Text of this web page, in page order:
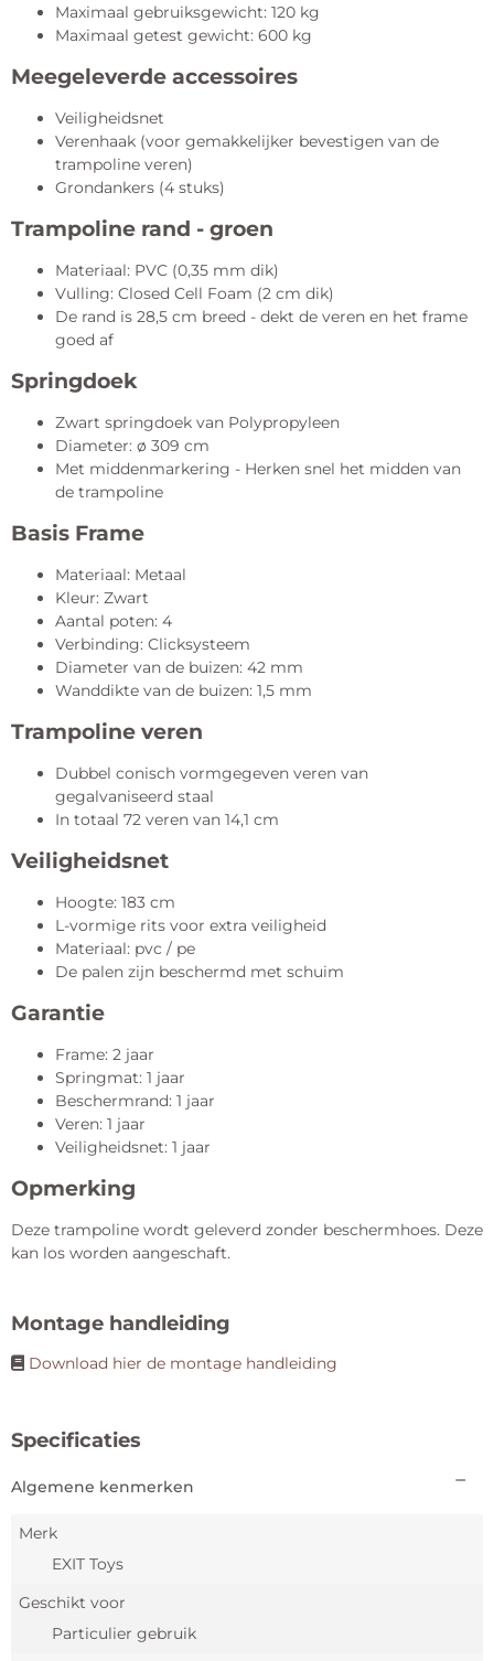
Maximaal gebruiksgewicht: 120 kg
Maximaal getest gewicht: 600 kg
Meegeleverde accessoires
Veiligheidsnet
Verenhaak (voor gemakkelijker bevestigen van de
trampoline veren)
Grondankers (4 stuks)
Trampoline rand - groen
Materiaal: PVC (0,35 mm dik)
Vulling: Closed Cell Foam (2 cm dik)
De rand is 28,5 cm breed - dekt de veren en het frame
goed af
Springdoek
Zwart springdoek van Polypropyleen
Diameter: ø 309 cm
Met middenmarkering - Herken snel het midden van
de trampoline
Basis Frame
Materiaal: Metaal
Kleur: Zwart
Aantal poten: 4
Verbinding: Clicksysteem
Diameter van de buizen: 42 mm
Wanddikte van de buizen: 1,5 mm
Trampoline veren
Dubbel conisch vormgegeven veren van
gegalvaniseerd staal
In totaal 72 veren van 14,1 cm
Veiligheidsnet
Hoogte: 183 cm
L-vormige rits voor extra veiligheid
Materiaal: pvc / pe
De palen zijn beschermd met schuim
Garantie
Frame: 2 jaar
Springmat: 1 jaar
Beschermrand: 1 jaar
Veren: 1 jaar
Veiligheidsnet: 1 jaar
Opmerking
Deze trampoline wordt geleverd zonder beschermhoes. Deze
kan los worden aangeschaft.
Montage handleiding
Download hier de montage handleiding
Specificaties
Algemene kenmerken
Merk
EXIT Toys
Geschikt voor
Particulier gebruik